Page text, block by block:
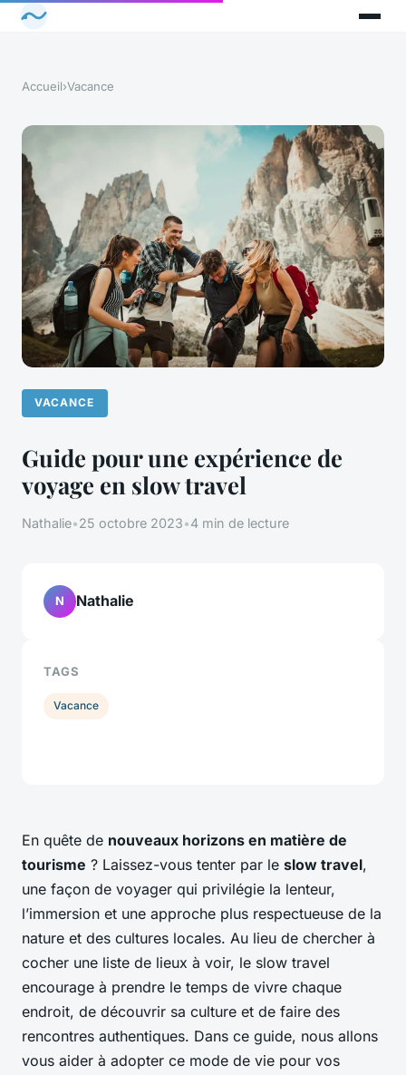
Accueil›Vacance
VACANCE
Guide pour une expérience de
voyage en slow travel
Nathalie•25 octobre 2023•4 min de lecture
En quête de nouveaux horizons en matière de
tourisme ? Laissez-vous tenter par le slow travel,
une façon de voyager qui privilégie la lenteur,
l’immersion et une approche plus respectueuse de la
nature et des cultures locales. Au lieu de chercher à
cocher une liste de lieux à voir, le slow travel
encourage à prendre le temps de vivre chaque
endroit, de découvrir sa culture et de faire des
rencontres authentiques. Dans ce guide, nous allons
vous aider à adopter ce mode de vie pour vos
N Nathalie
TAGS
Vacance